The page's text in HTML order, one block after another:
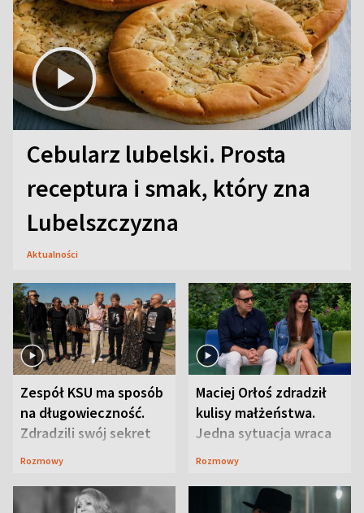
Cebularz lubelski. Prosta
receptura i smak, który zna
Lubelszczyzna
Aktualności
Zespół KSU ma sposób
na długowieczność.
Zdradzili swój sekret
Rozmowy
Maciej Orłoś zdradził
kulisy małżeństwa.
Jedna sytuacja wraca
jak bumerang
Rozmowy